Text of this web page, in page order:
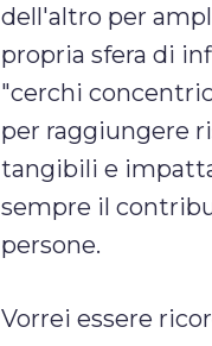
dell'altro per
propria sfera di
"cerchi
per raggiungere
tangibili e
sempre il
persone.
Vorrei essere